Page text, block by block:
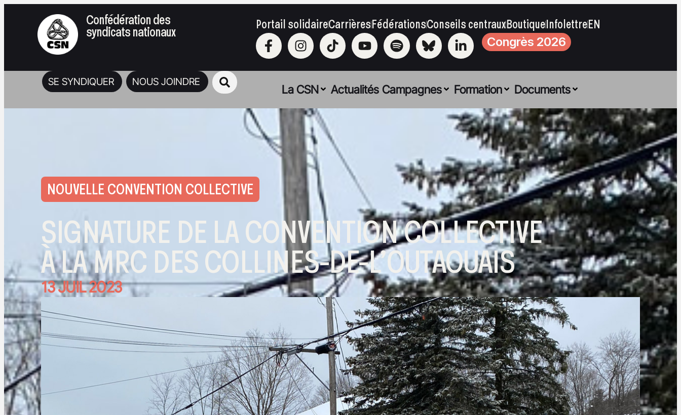
Confédération des
syndicats nationaux Portail solidaireCarrièresFédérationsConseils centrauxBoutiqueInfolettreEN
Congrès 2026
SE SYNDIQUER NOUS JOINDRE
La CSN Actualités Campagnes Formation Documents
NOUVELLE CONVENTION COLLECTIVE
SIGNATURE DE LA CONVENTION COLLECTIVE
À LA MRC DES COLLINES-DE-L’OUTAOUAIS
13 JUIL 2023